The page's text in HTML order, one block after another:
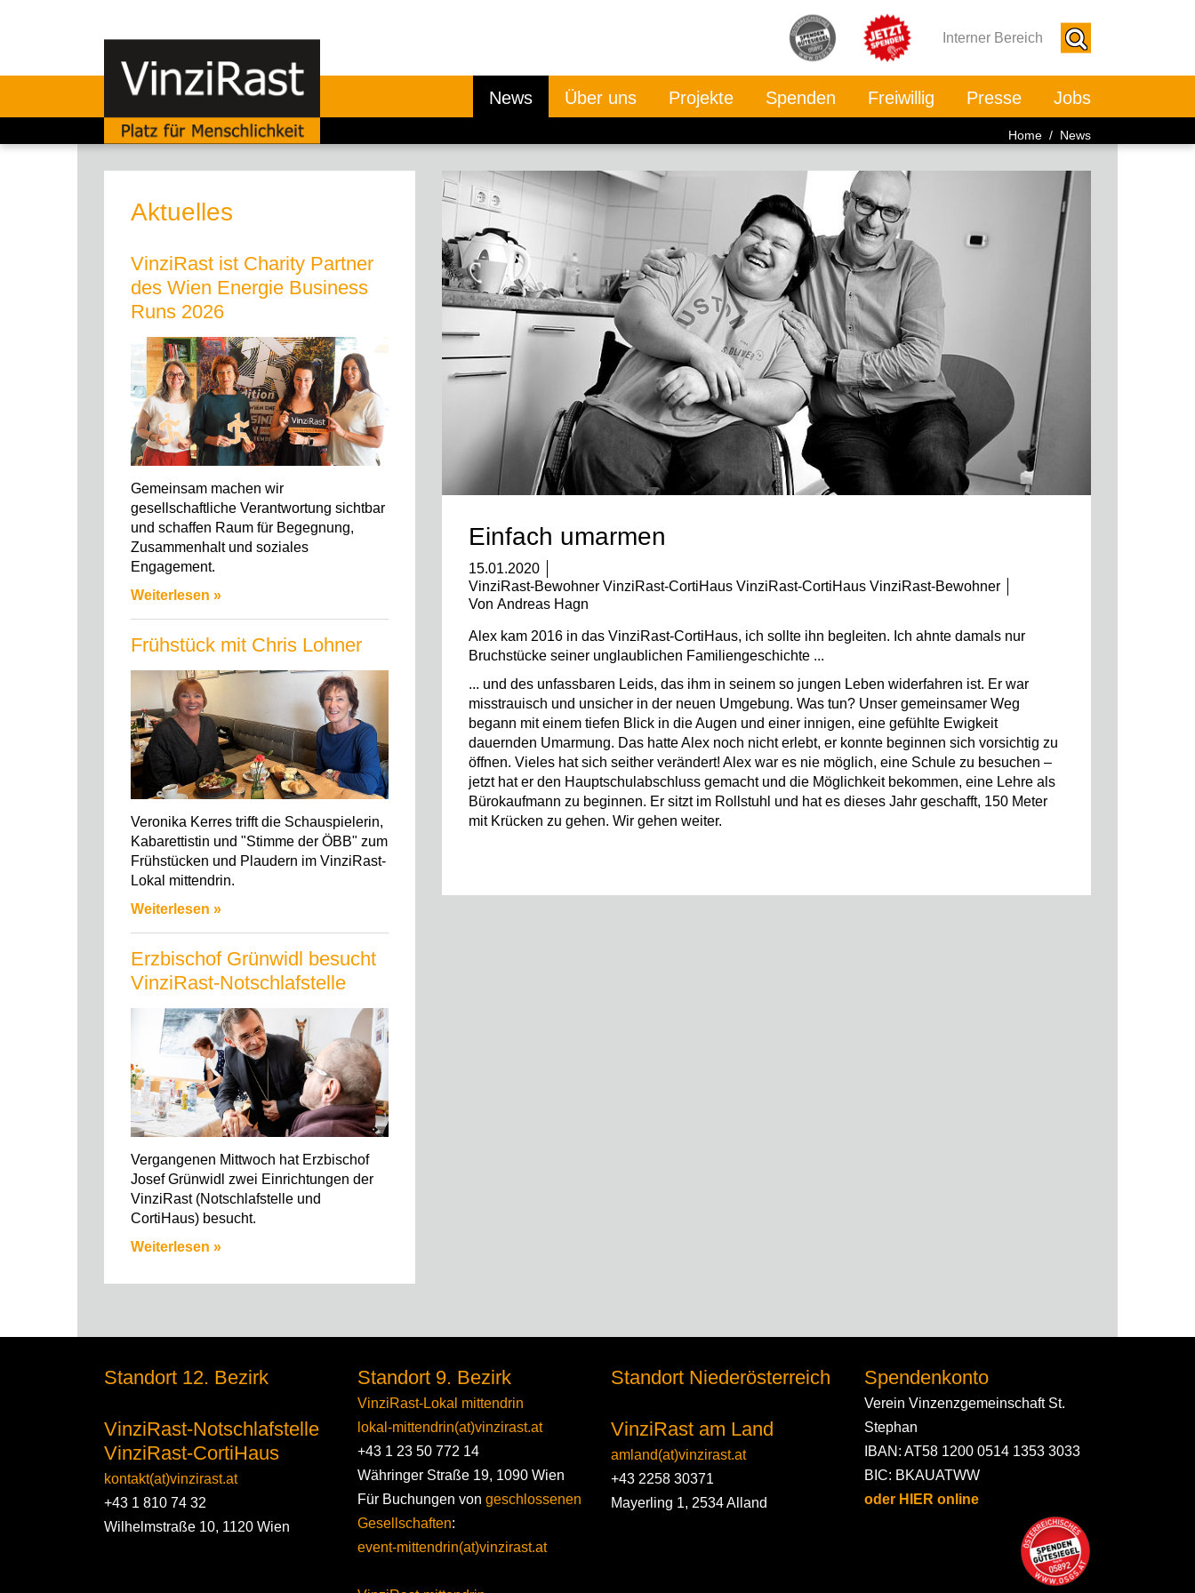
Interner Bereich
News Über uns Projekte Spenden Freiwillig Presse Jobs
Home / News
Einfach umarmen
15.01.2020
VinziRast-Bewohner VinziRast-CortiHaus VinziRast-CortiHaus VinziRast-Bewohner
Von Andreas Hagn
Alex kam 2016 in das VinziRast-CortiHaus, ich sollte ihn begleiten. Ich ahnte damals nur
Bruchstücke seiner unglaublichen Familiengeschichte ...
... und des unfassbaren Leids, das ihm in seinem so jungen Leben widerfahren ist. Er war
misstrauisch und unsicher in der neuen Umgebung. Was tun? Unser gemeinsamer Weg
begann mit einem tiefen Blick in die Augen und einer innigen, eine gefühlte Ewigkeit
dauernden Umarmung. Das hatte Alex noch nicht erlebt, er konnte beginnen sich vorsichtig zu
öffnen. Vieles hat sich seither verändert! Alex war es nie möglich, eine Schule zu besuchen –
jetzt hat er den Hauptschulabschluss gemacht und die Möglichkeit bekommen, eine Lehre als
Bürokaufmann zu beginnen. Er sitzt im Rollstuhl und hat es dieses Jahr geschafft, 150 Meter
mit Krücken zu gehen. Wir gehen weiter.
Aktuelles
VinziRast ist Charity Partner
des Wien Energie Business
Runs 2026
Gemeinsam machen wir
gesellschaftliche Verantwortung sichtbar
und schaffen Raum für Begegnung,
Zusammenhalt und soziales
Engagement.
Weiterlesen »
Frühstück mit Chris Lohner
Veronika Kerres trifft die Schauspielerin,
Kabarettistin und "Stimme der ÖBB" zum
Frühstücken und Plaudern im VinziRast-
Lokal mittendrin.
Weiterlesen »
Erzbischof Grünwidl besucht
VinziRast-Notschlafstelle
Vergangenen Mittwoch hat Erzbischof
Josef Grünwidl zwei Einrichtungen der
VinziRast (Notschlafstelle und
CortiHaus) besucht.
Weiterlesen »
Standort 12. Bezirk
VinziRast-Notschlafstelle
VinziRast-CortiHaus
kontakt(at)vinzirast.at
+43 1 810 74 32
Wilhelmstraße 10, 1120 Wien
Standort 9. Bezirk
VinziRast-Lokal mittendrin
lokal-mittendrin(at)vinzirast.at
+43 1 23 50 772 14
Währinger Straße 19, 1090 Wien
Für Buchungen von geschlossenen
Gesellschaften:
event-mittendrin(at)vinzirast.at
Standort Niederösterreich
VinziRast am Land
amland(at)vinzirast.at
+43 2258 30371
Mayerling 1, 2534 Alland
Spendenkonto
Verein Vinzenzgemeinschaft St.
Stephan
IBAN: AT58 1200 0514 1353 3033
BIC: BKAUATWW
oder HIER online